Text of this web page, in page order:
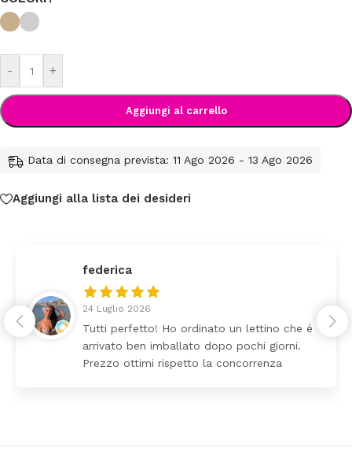
- +
Aggiungi al carrello
Data di consegna prevista: 11 Ago 2026 - 13 Ago 2026
Aggiungi alla lista dei desideri
federica
24 Luglio 2026
Tutti perfetto! Ho ordinato un lettino che é
arrivato ben imballato dopo pochi giorni.
Prezzo ottimi rispetto la concorrenza